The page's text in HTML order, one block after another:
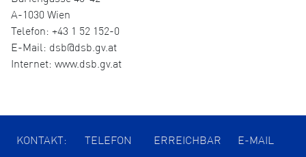
A-1030 Wien
Telefon: +43 1 52 152-0
E-Mail: dsb@dsb.gv.at
Internet: www.dsb.gv.at
KONTAKT: TELEFON ERREICHBAR E-MAIL